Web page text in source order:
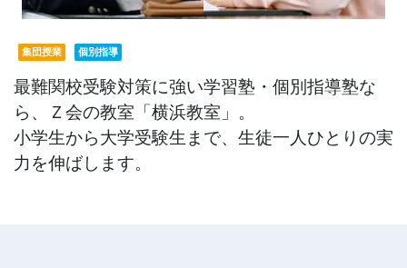
塾
集団授業 個別指導
最難関校受験対策に強い学習塾・個別指導塾な
ら、Ｚ会の教室「横浜教室」。
小学生から大学受験生まで、生徒一人ひとりの実
力を伸ばします。